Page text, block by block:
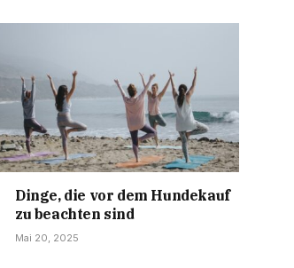
Dinge, die vor dem Hundekauf
zu beachten sind
Mai 20, 2025